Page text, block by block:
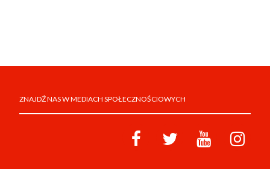
ZNAJDŹ NAS W MEDIACH SPOŁECZNOŚCIOWYCH